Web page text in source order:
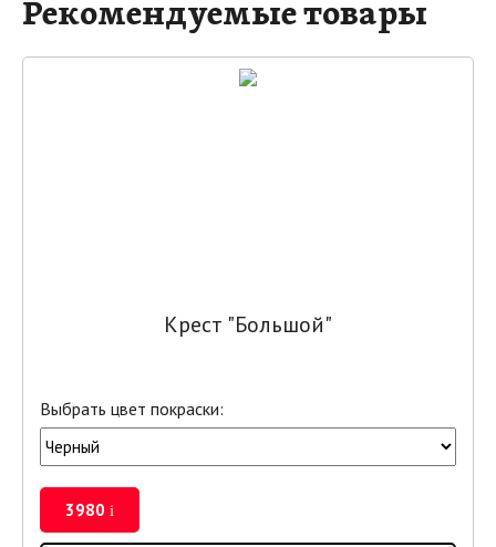
Рекомендуемые товары
Крест "Большой"
Выбрать цвет покраски:
3980 i